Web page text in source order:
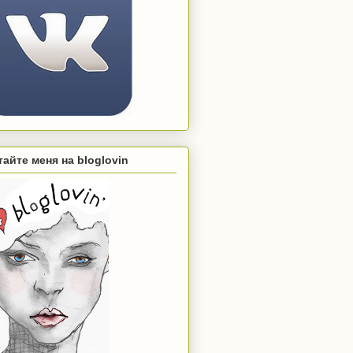
меня на bloglovin